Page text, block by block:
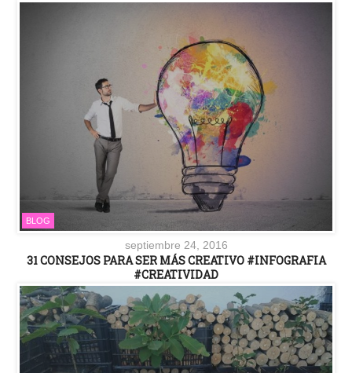
BLOG
septiembre 24, 2016
31 CONSEJOS PARA SER MÁS CREATIVO #INFOGRAFIA
#CREATIVIDAD